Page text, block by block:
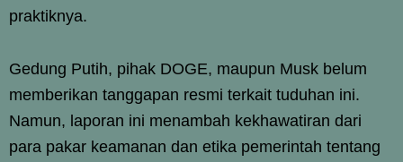
praktiknya.
Gedung Putih, pihak DOGE, maupun Musk belum
memberikan tanggapan resmi terkait tuduhan ini.
Namun, laporan ini menambah kekhawatiran dari
para pakar keamanan dan etika pemerintah tentang